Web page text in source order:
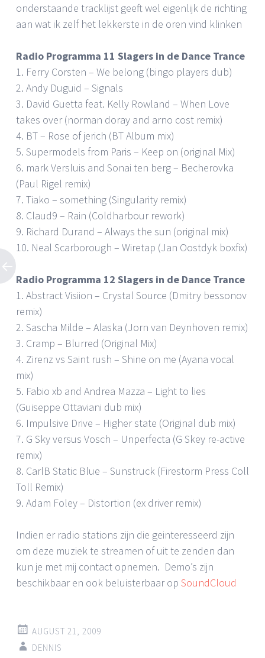
onderstaande tracklijst geeft wel eigenlijk de richting
aan wat ik zelf het lekkerste in de oren vind klinken
Radio Programma 11 Slagers in de Dance Trance
1. Ferry Corsten – We belong (bingo players dub)
2. Andy Duguid – Signals
3. David Guetta feat. Kelly Rowland – When Love
takes over (norman doray and arno cost remix)
4. BT – Rose of jerich (BT Album mix)
5. Supermodels from Paris – Keep on (original Mix)
6. mark Versluis and Sonai ten berg – Becherovka
(Paul Rigel remix)
7. Tiako – something (Singularity remix)
8. Claud9 – Rain (Coldharbour rework)
9. Richard Durand – Always the sun (original mix)
10. Neal Scarborough – Wiretap (Jan Oostdyk boxfix)
Radio Programma 12 Slagers in de Dance Trance
1. Abstract Visiion – Crystal Source (Dmitry bessonov
remix)
2. Sascha Milde – Alaska (Jorn van Deynhoven remix)
3. Cramp – Blurred (Original Mix)
4. Zirenz vs Saint rush – Shine on me (Ayana vocal
mix)
5. Fabio xb and Andrea Mazza – Light to lies
(Guiseppe Ottaviani dub mix)
6. Impulsive Drive – Higher state (Original dub mix)
7. G Sky versus Vosch – Unperfecta (G Skey re-active
remix)
8. CarlB Static Blue – Sunstruck (Firestorm Press Coll
Toll Remix)
9. Adam Foley – Distortion (ex driver remix)
Indien er radio stations zijn die geinteresseerd zijn
om deze muziek te streamen of uit te zenden dan
kun je met mij contact opnemen. Demo’s zijn
beschikbaar en ook beluisterbaar op SoundCloud
AUGUST 21, 2009
DENNIS